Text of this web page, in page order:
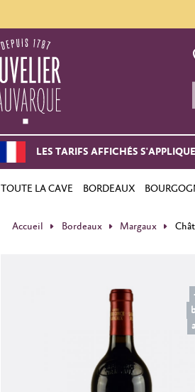
LES TARIFS AFFICHÉS
TOUTE LA CAVE BORDEAUX
Accueil Bordeaux Margaux